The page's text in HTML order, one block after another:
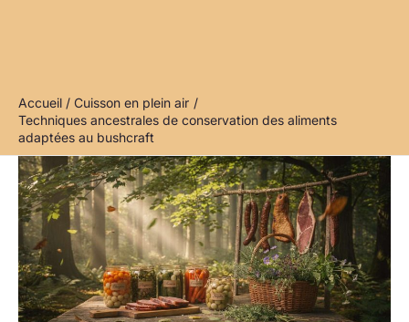
Accueil
Cuisson en plein air
Techniques ancestrales de conservation des aliments
adaptées au bushcraft